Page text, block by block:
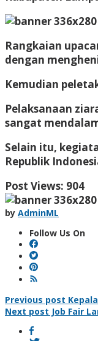
Rangkaian
dengan
Kemudian
Pelaksanaan
sangat
Selain itu,
Republik
Post Views: 904
by AdminML
Follow Us On
Post
navigation
Previous post
Next post Job Fair